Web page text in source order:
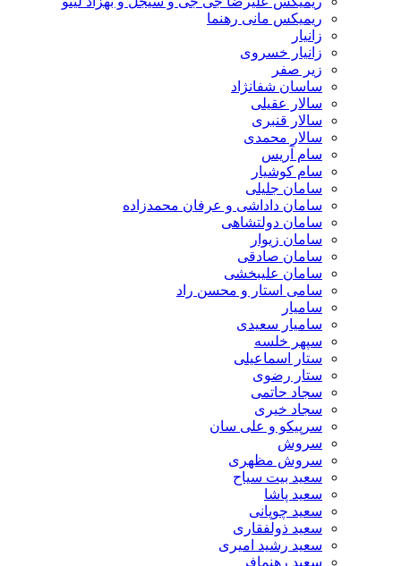
ریمیکس مانی رهنما
زانیار
زانیار خسروی
زیر صفر
ساسان شفانژاد
سالار عقیلی
سالار قنبری
سالار محمدی
سام آریس
سام کوشیار
سامان جلیلی
سامان داداشی و عرفان محمدزاده
سامان دولتشاهی
سامان زیوار
سامان صادقی
سامان علیبخشی
سامی استار و محسن راد
سامیار
سامیار سعیدی
سپهر خلسه
ستار اسماعیلی
ستار رضوی
سجاد حاتمی
سجاد خیری
سرپیکو و علی سان
سروش
سروش مظهری
سعید بیت سیاح
سعید پاشا
سعید چوپانی
سعید ذولفقاری
سعید رشید امیری
سعید رهنمافر